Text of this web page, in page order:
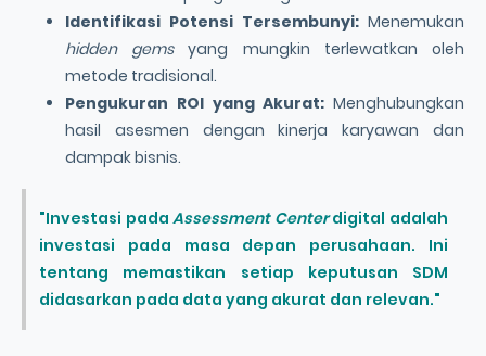
Identifikasi Potensi Tersembunyi: Menemukan
hidden gemsyang mungkin terlewatkan oleh
metode tradisional.
Pengukuran ROI yang Akurat: Menghubungkan
hasil asesmen dengan kinerja karyawan dan
dampak bisnis.
"Investasi padaAssessment Centerdigital adalah
investasi pada masa depan perusahaan. Ini
tentang memastikan setiap keputusan SDM
didasarkan pada data yang akurat dan relevan."